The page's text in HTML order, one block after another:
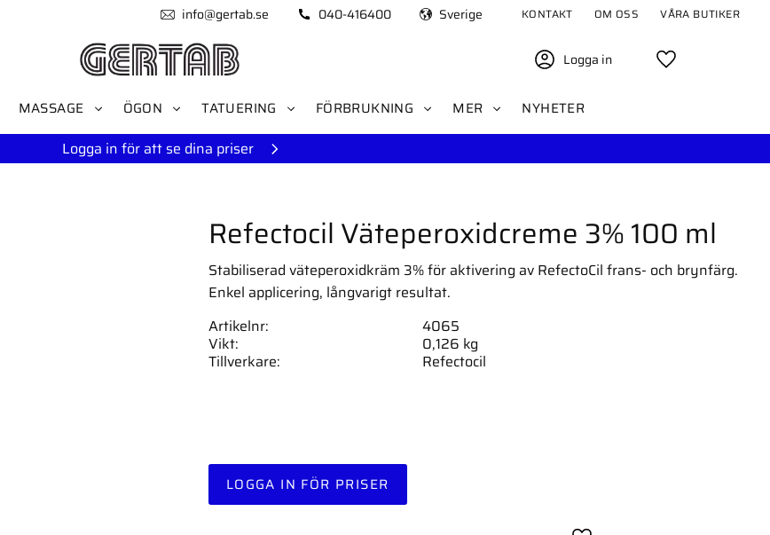
info@gertab.se 040-416400 Sverige KONTAKT OM OSS VÅRA BUTIKER
Logga in
MASSAGE ÖGON TATUERING FÖRBRUKNING MER NYHETER
Logga in för att se dina priser
Refectocil Väteperoxidcreme 3% 100 ml
Stabiliserad väteperoxidkräm 3% för aktivering av RefectoCil frans- och brynfärg.
Enkel applicering, långvarigt resultat.
LOGGA IN FÖR PRISER
Artikelnr
4065
Vikt
0,126 kg
Tillverkare
Refectocil